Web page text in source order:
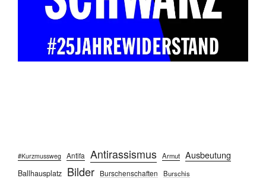
#Kurzmussweg Antifa Antirassismus Armut Ausbeutung
Ballhausplatz Bilder Burschenschaften Burschis